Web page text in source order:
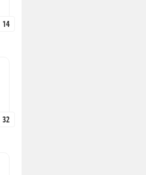
14
32